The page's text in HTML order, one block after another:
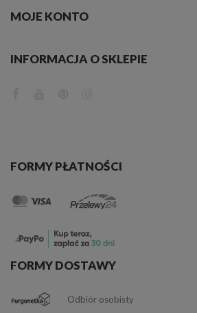
MOJE KONTO
INFORMACJA O SKLEPIE
FORMY PŁATNOŚCI
FORMY DOSTAWY
Odbiór osobisty